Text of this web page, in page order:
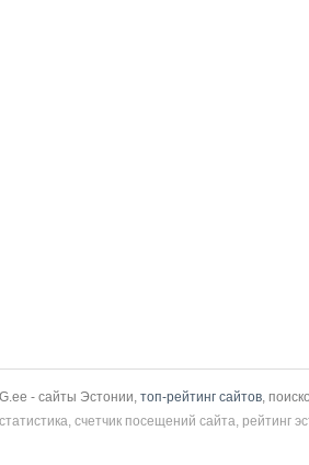
- сайты Эстонии, топ-рейтинг сайтов ,
счетчик посещений сайта, рейтинг